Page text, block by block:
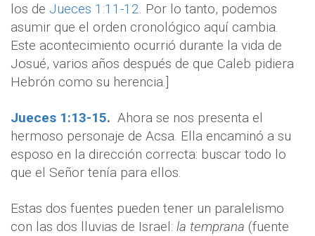
los de Jueces 1:11-12. Por lo tanto, podemos
asumir que el orden cronológico aquí cambia.
Este acontecimiento ocurrió durante la vida de
Josué, varios años después de que Caleb pidiera
Hebrón como su herencia.]
Jueces 1:13-15. Ahora se nos presenta el
hermoso personaje de Acsa. Ella encaminó a su
esposo en la dirección correcta: buscar todo lo
que el Señor tenía para ellos.
Estas dos fuentes pueden tener un paralelismo
con las dos lluvias de Israel: la temprana (fuente